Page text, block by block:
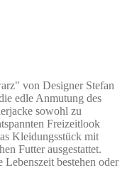
von Designer Stefan
edle Anmutung des
sowohl zu
Freizeitlook
Kleidungsstück mit
Futter ausgestattet.
bestehen oder